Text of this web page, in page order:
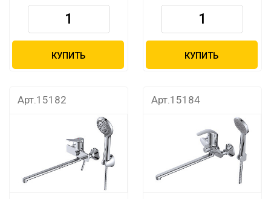
КУПИТЬ КУПИТЬ
Арт.15182 Арт.15184